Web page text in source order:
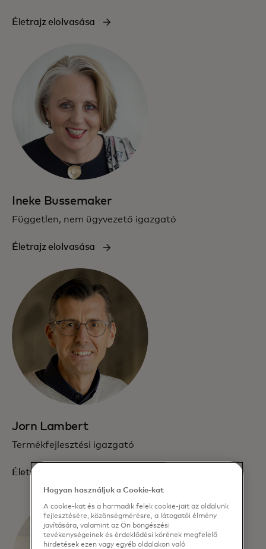
Életrajz elolvasása
Ineke Bussemaker
Független, nem ügyvezető igazgató
Életrajz elolvasása
Jorn Lambert
Termékfejlesztési igazgató
Életrajz elolvasása
Hogyan használjuk a Cookie-kat
A cookie-kat és a harmadik felek cookie-jait az oldalunk
fejlesztésére, közönségmérésre, a látogatói élmény
javítására, valamint az Ön böngészési
tevékenységeinek és érdeklődési körének megfelelő
hirdetések ezen vagy egyéb oldalakon való